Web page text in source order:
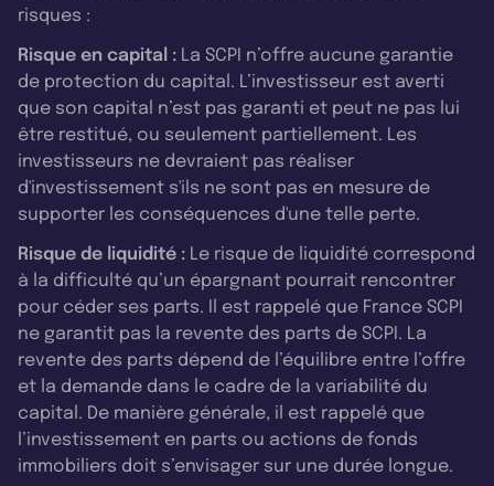
risques :
Risque en capital : La SCPI n’offre aucune garantie
de protection du capital. L’investisseur est averti
que son capital n’est pas garanti et peut ne pas lui
être restitué, ou seulement partiellement. Les
investisseurs ne devraient pas réaliser
d'investissement s'ils ne sont pas en mesure de
supporter les conséquences d'une telle perte.
Risque de liquidité : Le risque de liquidité correspond
à la difficulté qu’un épargnant pourrait rencontrer
pour céder ses parts. Il est rappelé que France SCPI
ne garantit pas la revente des parts de SCPI. La
revente des parts dépend de l’équilibre entre l’offre
et la demande dans le cadre de la variabilité du
capital. De manière générale, il est rappelé que
l’investissement en parts ou actions de fonds
immobiliers doit s’envisager sur une durée longue.